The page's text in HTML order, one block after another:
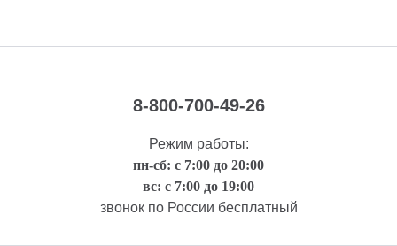
8-800-700-49-26
Режим работы:
пн-сб: с 7:00 до 20:00
вс: с 7:00 до 19:00
звонок по России бесплатный